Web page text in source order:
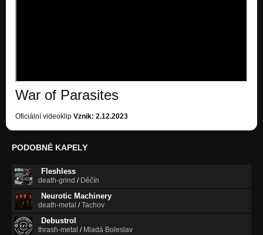
War of Parasites
Oficiální videoklip Vznik: 2.12.2023
PODOBNÉ KAPELY
Fleshless
death-grind / Děčín
Neurotic Machinery
death-metal /Tachov
Debustrol
thrash-metal / Mladá Boleslav